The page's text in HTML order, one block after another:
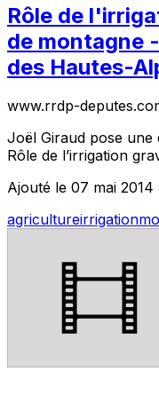
Rôle de
de montagne
des Hautes-
www.rrdp-
Joël Giraud pose une
Rôle de l’irrigation
Ajouté le 07 mai 2014
agricultureirrigation